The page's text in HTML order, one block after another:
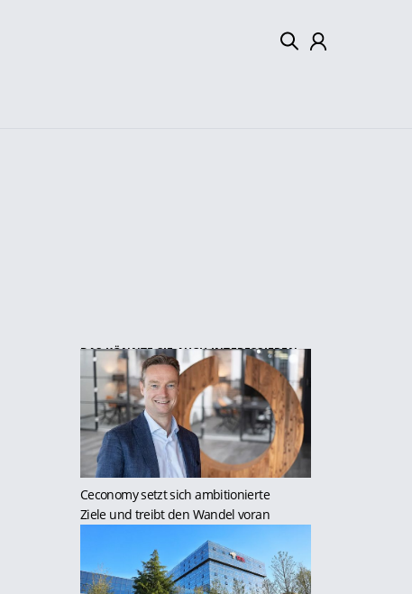
DAS KÖNNTE SIE AUCH INTERESSIEREN:
Ceconomy setzt sich ambitionierte
Ziele und treibt den Wandel voran